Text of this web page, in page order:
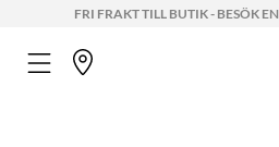
FRI FRAKT TILL BUTIK - BESÖK